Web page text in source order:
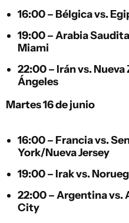
16:00 – Bélgicavs.
19:00 –Arabia Saudita
Miami
22:00 – Iránvs. Nueva
Ángeles
Martes 16 de junio
16:00 – Franciavs.
York/Nueva Jersey
19:00 – Irakvs.
22:00 –Argentinavs.
City